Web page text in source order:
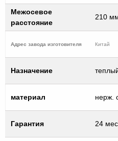
Межосевое
расстояние
210
Адрес завода изготовителя Китай
Назначение
материал нерж.
Гарантия 24